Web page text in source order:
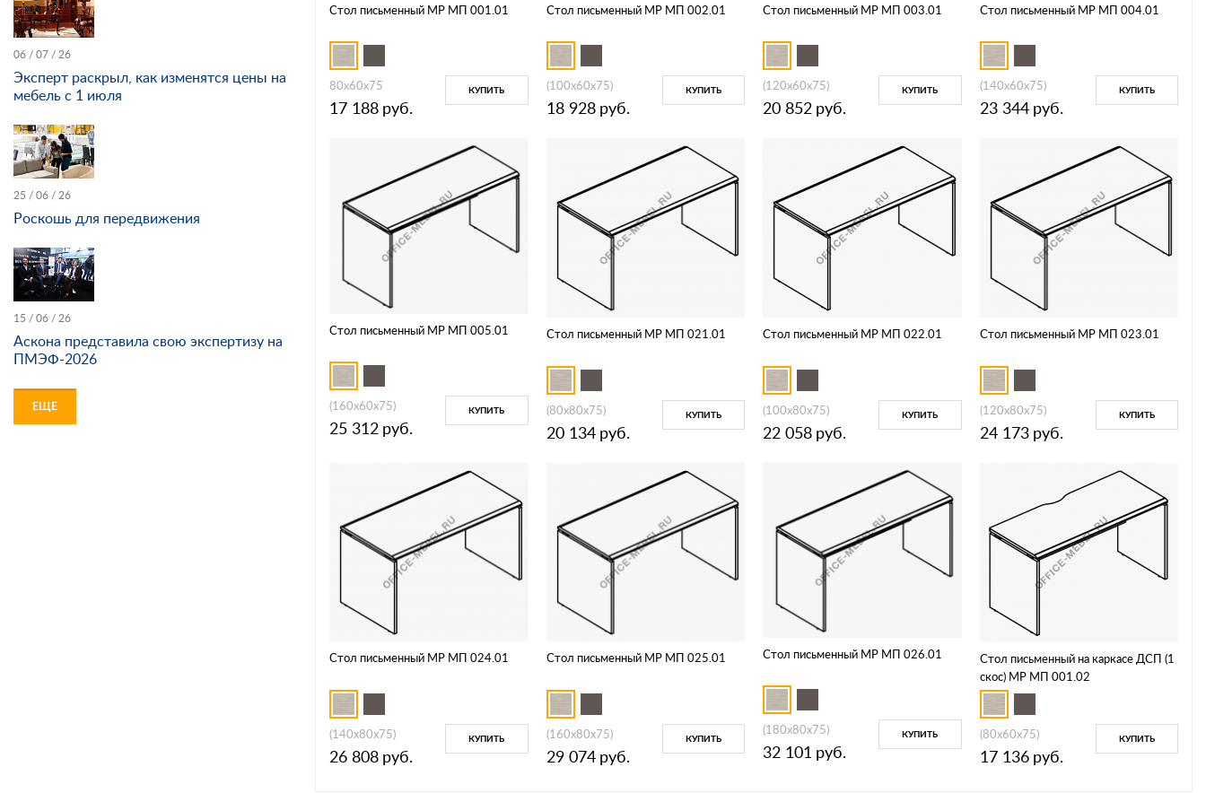
Стол письменный МР МП 001.01
80x60x75
17 188 руб.
КУПИТЬ
Стол письменный МР МП 002.01
(100x60x75)
18 928 руб.
КУПИТЬ
Стол письменный МР МП 003.01
(120x60x75)
20 852 руб.
КУПИТЬ
Стол письменный МР МП 004.01
(140x60x75)
23 344 руб.
КУПИТЬ
Стол письменный МР МП 005.01
(160x60x75)
25 312 руб.
КУПИТЬ
Стол письменный МР МП 021.01
(80x80x75)
20 134 руб.
КУПИТЬ
Стол письменный МР МП 022.01
(100x80x75)
22 058 руб.
КУПИТЬ
Стол письменный МР МП 023.01
(120x80x75)
24 173 руб.
КУПИТЬ
Стол письменный МР МП 024.01
(140x80x75)
26 808 руб.
КУПИТЬ
Стол письменный МР МП 025.01
(160x80x75)
29 074 руб.
КУПИТЬ
Стол письменный МР МП 026.01
(180x80x75)
32 101 руб.
КУПИТЬ
Стол письменный на каркасе ДСП (1
скос) МР МП 001.02
(80x60x75)
17 136 руб.
КУПИТЬ
06 / 07 / 26
Эксперт раскрыл, как изменятся цены на
мебель с 1 июля
25 / 06 / 26
Роскошь для передвижения
15 / 06 / 26
Аскона представила свою экспертизу на
ПМЭФ-2026
ЕЩЕ